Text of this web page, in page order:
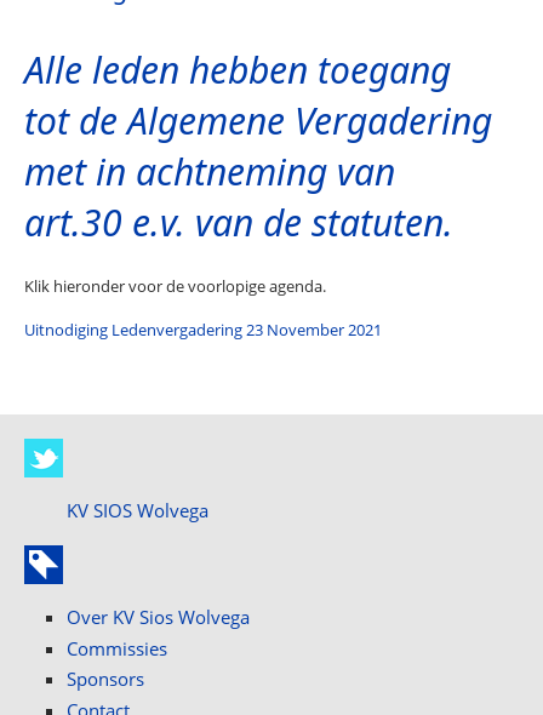
Alle leden hebben toegang
tot de Algemene Vergadering
met in achtneming van
art.30 e.v. van de statuten.
Klik hieronder voor de voorlopige agenda.
Uitnodiging Ledenvergadering 23 November 2021
KV SIOS Wolvega
Over KV Sios Wolvega
Commissies
Sponsors
Contact